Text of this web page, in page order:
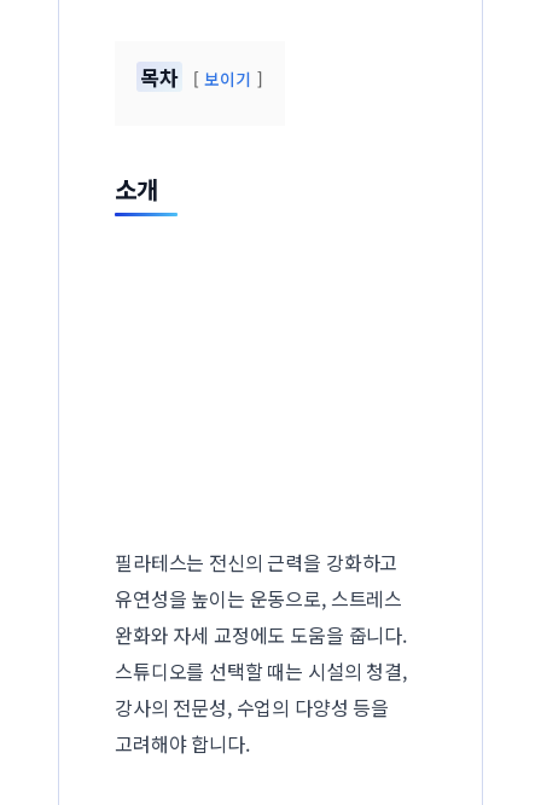
목차 보이기
소개
필라테스는 전신의 근력을 강화하고
유연성을 높이는 운동으로, 스트레스
완화와 자세 교정에도 도움을 줍니다.
스튜디오를 선택할 때는 시설의 청결,
강사의 전문성, 수업의 다양성 등을
고려해야 합니다.